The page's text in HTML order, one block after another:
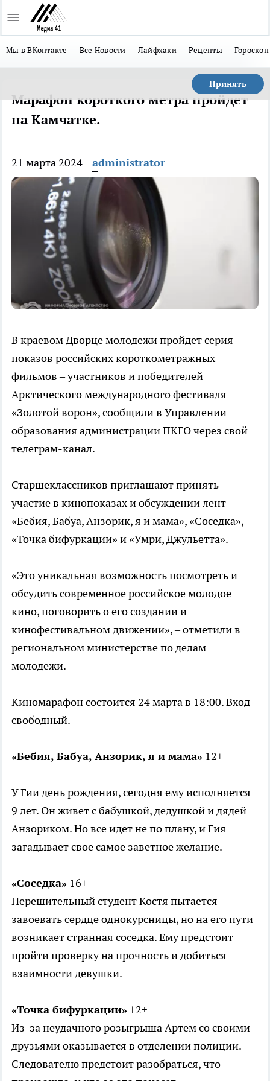
Мы в ВКонтакте Все Новости Лайфхаки Рецепты Гороскоп
Принять
Марафон короткого метра пройдет
на Камчатке.
21 марта 2024 administrator
В краевом Дворце молодежи пройдет серия
показов российских короткометражных
фильмов – участников и победителей
Арктического международного фестиваля
«Золотой ворон», сообщили в Управлении
образования администрации ПКГО через свой
телеграм-канал.
Старшеклассников приглашают принять
участие в кинопоказах и обсуждении лент
«Бебия, Бабуа, Анзорик, я и мама», «Соседка»,
«Точка бифуркации» и «Умри, Джульетта».
«Это уникальная возможность посмотреть и
обсудить современное российское молодое
кино, поговорить о его создании и
кинофестивальном движении», – отметили в
региональном министерстве по делам
молодежи.
Киномарафон состоится 24 марта в 18:00. Вход
свободный.
«Бебия, Бабуа, Анзорик, я и мама» 12+
У Гии день рождения, сегодня ему исполняется
9 лет. Он живет с бабушкой, дедушкой и дядей
Анзориком. Но все идет не по плану, и Гия
загадывает свое самое заветное желание.
«Соседка» 16+
Нерешительный студент Костя пытается
завоевать сердце однокурсницы, но на его пути
возникает странная соседка. Ему предстоит
пройти проверку на прочность и добиться
взаимности девушки.
«Точка бифуркации» 12+
Из-за неудачного розыгрыша Артем со своими
друзьями оказывается в отделении полиции.
Следователю предстоит разобраться, что